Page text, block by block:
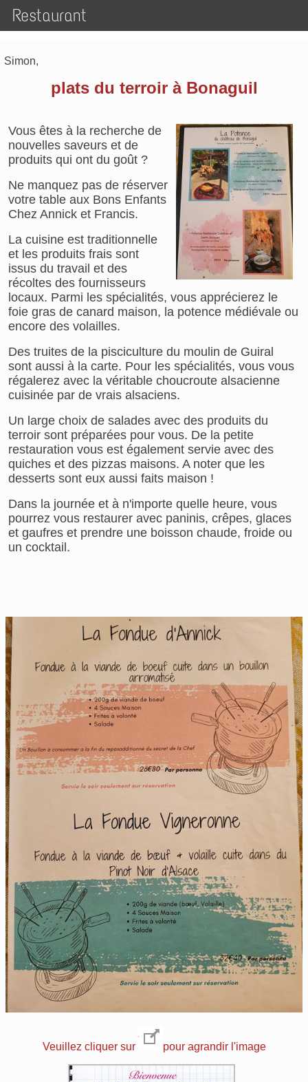
Restaurant
Simon,
plats du terroir à Bonaguil
Vous êtes à la recherche de
nouvelles saveurs et de
produits qui ont du goût ?
Ne manquez pas de réserver
votre table aux Bons Enfants
Chez Annick et Francis.
La cuisine est traditionnelle
et les produits frais sont
issus du travail et des
récoltes des fournisseurs
locaux. Parmi les spécialités, vous apprécierez le
foie gras de canard maison, la potence médiévale ou
encore des volailles.
Des truites de la pisciculture du moulin de Guiral
sont aussi à la carte. Pour les spécialités, vous vous
régalerez avec la véritable choucroute alsacienne
cuisinée par de vrais alsaciens.
Un large choix de salades avec des produits du
terroir sont préparées pour vous. De la petite
restauration vous est également servie avec des
quiches et des pizzas maisons. A noter que les
desserts sont eux aussi faits maison !
Dans la journée et à n'importe quelle heure, vous
pourrez vous restaurer avec paninis, crêpes, glaces
et gaufres et prendre une boisson chaude, froide ou
un cocktail.
Veuillez cliquer sur pour agrandir l'image